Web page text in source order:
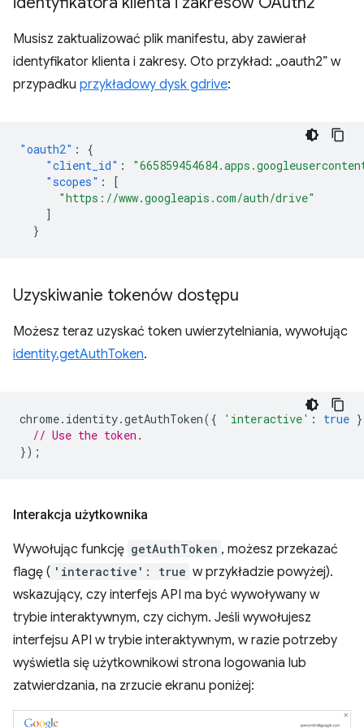
Musisz zaktualizować plik manifestu, aby zawierał
identyfikator klienta i zakresy. Oto przykład: „oauth2” w
przypadku przykładowy dysk gdrive:
"oauth2" :
{
"client_id" :
"scopes" :
[
"https://www.googleapis.com/auth/drive"
]
}
Uzyskiwanie tokenów dostępu
Możesz teraz uzyskać token uwierzytelniania, wywołując
identity.getAuthToken.
chrome. identity.getAuthToken({ 'interactive' : true
// Use the token.
});
Interakcja użytkownika
Wywołując funkcję getAuthToken , możesz przekazać
flagę ( 'interactive': true w przykładzie powyżej).
wskazujący, czy interfejs API ma być wywoływany w
trybie interaktywnym, czy cichym. Jeśli wywołujesz
interfejsu API w trybie interaktywnym, w razie potrzeby
wyświetla się użytkownikowi strona logowania lub
zatwierdzania, na zrzucie ekranu poniżej: